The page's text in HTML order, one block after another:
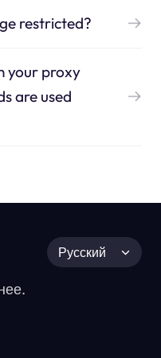
restricted?
your proxy
are used
Русский